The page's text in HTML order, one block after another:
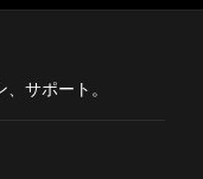
サポート。